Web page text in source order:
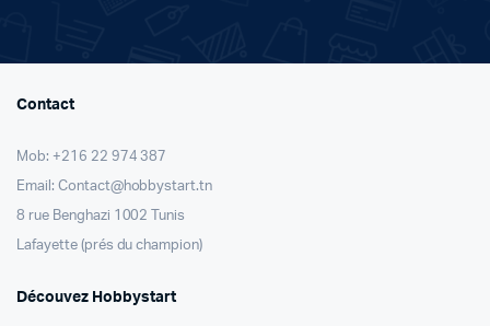
Contact
Mob: +216 22 974 387
Email: Contact@hobbystart.tn
8 rue Benghazi 1002 Tunis
Lafayette (prés du champion)
Découvez Hobbystart